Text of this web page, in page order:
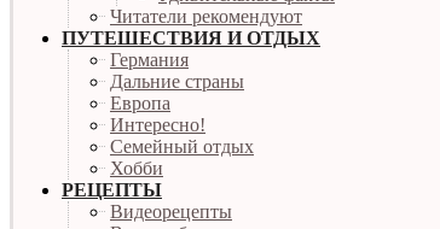
Читатели рекомендуют
ПУТЕШЕСТВИЯ И ОТДЫХ
Германия
Дальние страны
Европа
Интересно!
Семейный отдых
Хобби
РЕЦЕПТЫ
Видеорецепты